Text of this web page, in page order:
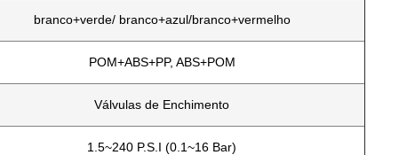
branco+verde/ branco+azul/branco+vermelho
POM+ABS+PP, ABS+POM
Válvulas de Enchimento
1.5~240 P.S.I (0.1~16 Bar)